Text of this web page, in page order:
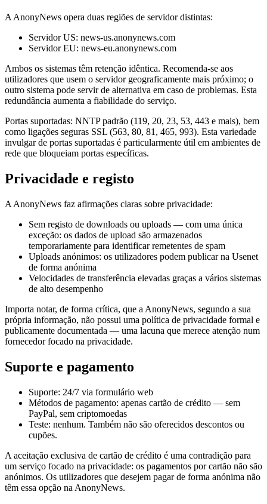
A AnonyNews opera duas regiões de servidor distintas:
Servidor US: news-us.anonynews.com
Servidor EU: news-eu.anonynews.com
Ambos os sistemas têm retenção idêntica. Recomenda-se aos
utilizadores que usem o servidor geograficamente mais próximo; o
outro sistema pode servir de alternativa em caso de problemas. Esta
redundância aumenta a fiabilidade do serviço.
Portas suportadas: NNTP padrão (119, 20, 23, 53, 443 e mais), bem
como ligações seguras SSL (563, 80, 81, 465, 993). Esta variedade
invulgar de portas suportadas é particularmente útil em ambientes de
rede que bloqueiam portas específicas.
Privacidade e registo
A AnonyNews faz afirmações claras sobre privacidade:
Sem registo de downloads ou uploads — com uma única
exceção: os dados de upload são armazenados
temporariamente para identificar remetentes de spam
Uploads anónimos: os utilizadores podem publicar na Usenet
de forma anónima
Velocidades de transferência elevadas graças a vários sistemas
de alto desempenho
Importa notar, de forma crítica, que a AnonyNews, segundo a sua
própria informação, não possui uma política de privacidade formal e
publicamente documentada — uma lacuna que merece atenção num
fornecedor focado na privacidade.
Suporte e pagamento
Suporte: 24/7 via formulário web
Métodos de pagamento: apenas cartão de crédito — sem
PayPal, sem criptomoedas
Teste: nenhum. Também não são oferecidos descontos ou
cupões.
A aceitação exclusiva de cartão de crédito é uma contradição para
um serviço focado na privacidade: os pagamentos por cartão não são
anónimos. Os utilizadores que desejem pagar de forma anónima não
têm essa opção na AnonyNews.